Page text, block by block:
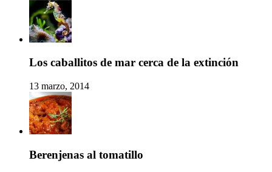
Los caballitos de mar cerca de la extinción
13 marzo, 2014
Berenjenas al tomatillo